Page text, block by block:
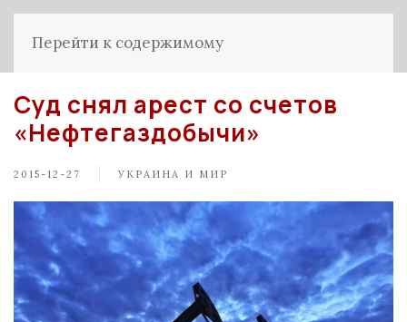
Перейти к содержимому
Суд снял арест со счетов
«Нефтегаздобычи»
2015-12-27 УКРАИНА И МИР